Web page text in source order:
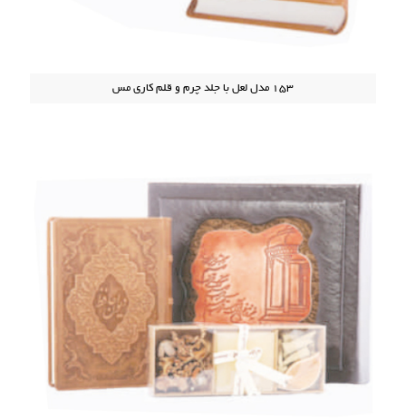
153 مدل لعل با جلد چرم و قلم کاری مس